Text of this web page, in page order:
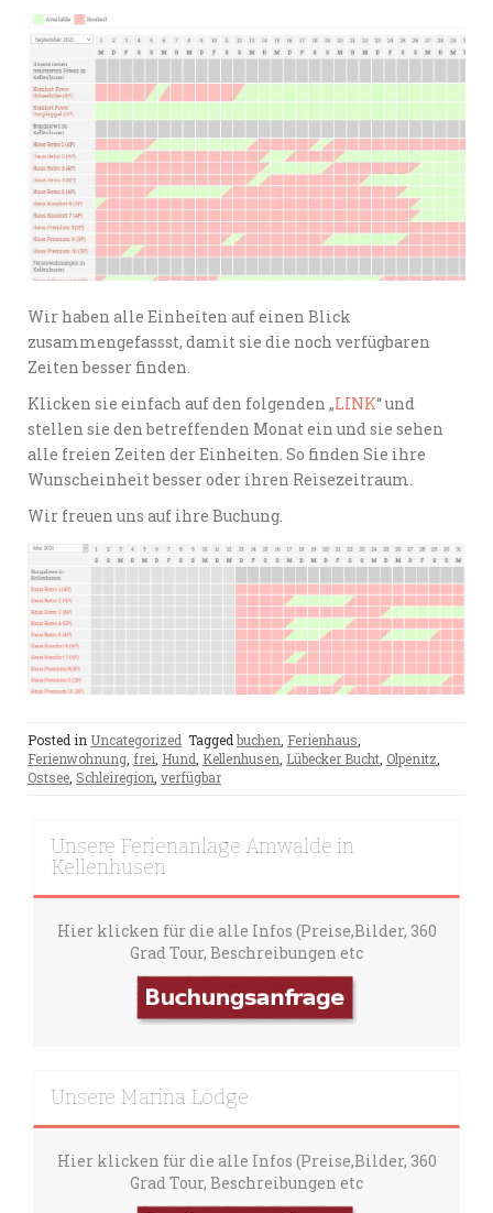
Wir haben alle Einheiten auf einen Blick
zusammengefassst, damit sie die noch verfügbaren
Zeiten besser finden.
Klicken sie einfach auf den folgenden „LINK“ und
stellen sie den betreffenden Monat ein und sie sehen
alle freien Zeiten der Einheiten. So finden Sie ihre
Wunscheinheit besser oder ihren Reisezeitraum.
Wir freuen uns auf ihre Buchung.
Posted in Uncategorized Tagged buchen Ferienhaus
Ferienwohnung frei Hund Kellenhusen Lübecker Bucht Olpenitz
Ostsee Schleiregion verfügbar
Unsere Ferienanlage Amwalde in
Kellenhusen
Hier klicken für die alle Infos (Preise,Bilder, 360
Grad Tour, Beschreibungen etc
Unsere Marina Lodge
Hier klicken für die alle Infos (Preise,Bilder, 360
Grad Tour, Beschreibungen etc